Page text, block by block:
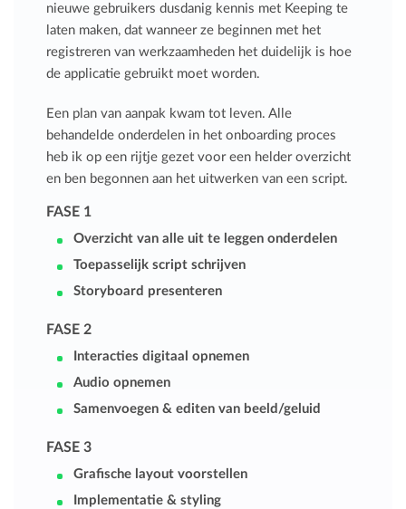
nieuwe gebruikers dusdanig kennis met Keeping te
laten maken, dat wanneer ze beginnen met het
registreren van werkzaamheden het duidelijk is hoe
de applicatie gebruikt moet worden.
Een plan van aanpak kwam tot leven. Alle
behandelde onderdelen in het onboarding proces
heb ik op een rijtje gezet voor een helder overzicht
en ben begonnen aan het uitwerken van een script.
FASE 1
Overzicht van alle uit te leggen onderdelen
Toepasselijk script schrijven
Storyboard presenteren
FASE 2
Interacties digitaal opnemen
Audio opnemen
Samenvoegen & editen van beeld/geluid
FASE 3
Grafische layout voorstellen
Implementatie & styling